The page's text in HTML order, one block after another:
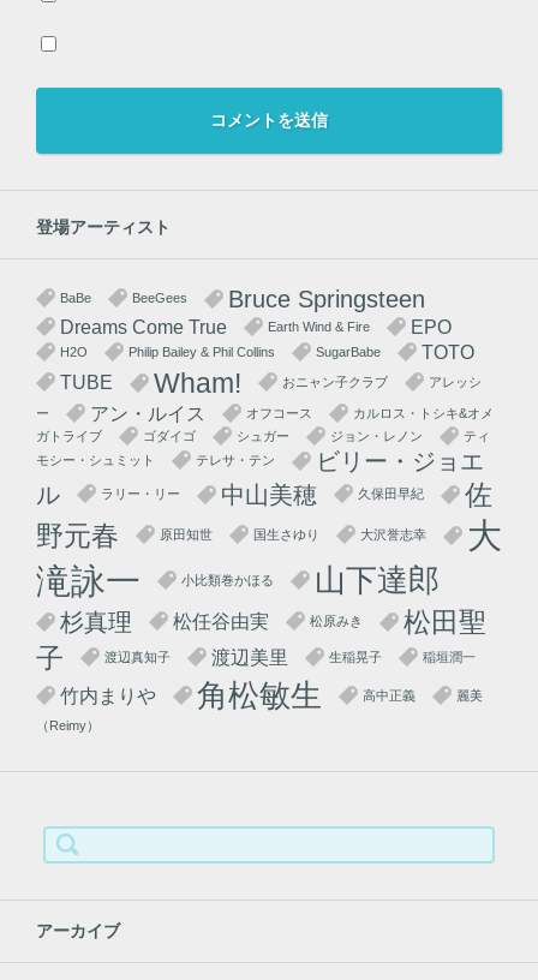
登場アーティスト
BaBe BeeGees Bruce Springsteen
Dreams Come True Earth Wind & Fire EPO
H2O Philip Bailey & Phil Collins SugarBabe
TOTO
TUBE
Wham! おニャン子クラブ アレッシ
ー アン・ルイス オフコース
カルロス・トシキ&オメ
ガトライブ
ゴダイゴ シュガー ジョン・レノン
ティ
モシー・シュミット
テレサ・テン
ビリー・ジョエ
ル
ラリー・リー 中山美穂 久保田早紀
佐
野元春
原田知世 国生さゆり 大沢誉志幸
大
滝詠一
小比類巻かほる 山下達郎
杉真理 松任谷由実 松原みき
松田聖
子
渡辺真知子 渡辺美里 生稲晃子 稲垣潤一
竹内まりや 角松敏生 高中正義 麗美
（Reimy）
索:
アーカイブ
アーカイブ